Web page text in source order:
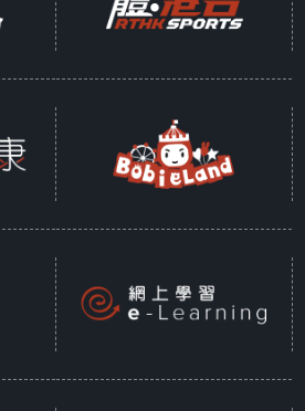
我们濒临绝种的动物。
50% of the world’s
1 million animals
are at risk of
due to human
temperatures
change reduce food
success,
threatening
elephants and